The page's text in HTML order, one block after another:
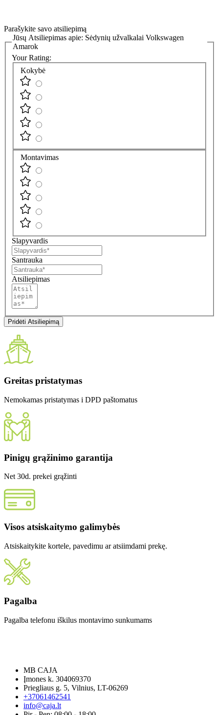
Parašykite savo atsiliepimą
Jūsų Atsiliepimas apie: Sėdynių užvalkalai Volkswagen
Amarok
Your Rating:
Kokybė
Montavimas
Slapyvardis
Santrauka
Atsiliepimas
Pridėti Atsiliepimą
Greitas pristatymas
Nemokamas pristatymas i DPD paštomatus
Pinigų grąžinimo garantija
Net 30d. prekei grąžinti
Visos atsiskaitymo galimybės
Atsiskaitykite kortele, pavedimu ar atsiimdami prekę.
Pagalba
Pagalba telefonu iškilus montavimo sunkumams
MB CAJA
Įmones k. 304069370
Priegliaus g. 5, Vilnius, LT-06269
+37061462541
info@caja.lt